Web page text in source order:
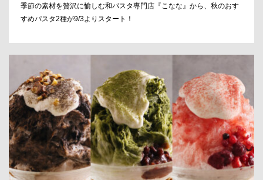
季節の素材を贅沢に愉しむ和パスタ専門店『こなな』から、秋のおす
すめパスタ2種が9/3よりスタート！